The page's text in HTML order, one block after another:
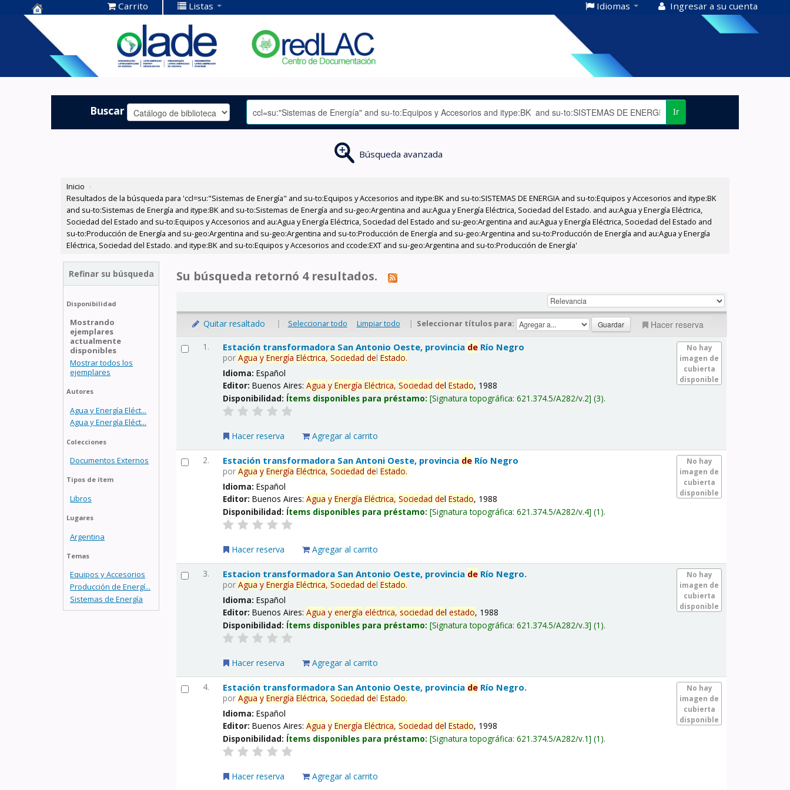
Centro de
Documentación
OLADE -
Carrito Listas Idiomas Ingresar a su cuenta
Buscar Ir
Búsqueda avanzada
Inicio ›
Resultados de la búsqueda para 'ccl=su:"Sistemas de Energía" and su-to:Equipos y Accesorios and itype:BK and su-to:SISTEMAS DE ENERGIA and su-to:Equipos y Accesorios and itype:BK
and su-to:Sistemas de Energía and itype:BK and su-to:Sistemas de Energía and su-geo:Argentina and au:Agua y Energía Eléctrica, Sociedad del Estado. and au:Agua y Energía Eléctrica,
Sociedad del Estado and su-to:Equipos y Accesorios and au:Agua y Energía Eléctrica, Sociedad del Estado and su-geo:Argentina and au:Agua y Energía Eléctrica, Sociedad del Estado and
su-to:Producción de Energía and su-geo:Argentina and su-geo:Argentina and su-to:Producción de Energía and su-geo:Argentina and su-to:Producción de Energía and au:Agua y Energía
Eléctrica, Sociedad del Estado. and itype:BK and su-to:Equipos y Accesorios and ccode:EXT and su-geo:Argentina and su-to:Producción de Energía'
Refinar su búsqueda
Disponibilidad
Mostrando
ejemplares
actualmente
disponibles
Mostrar todos los
ejemplares
Autores
Agua y Energía Eléct...
Agua y Energía Eléct...
Colecciones
Documentos Externos
Tipos de ítem
Libros
Lugares
Argentina
Temas
Equipos y Accesorios
Producción de Energí...
Sistemas de Energía
Su búsqueda retornó 4 resultados.
Quitar resaltado | Seleccionar todo Limpiar todo | Seleccionar títulos para: Hacer reserva
1.
No hay
imagen de
cubierta
disponible
Estación transformadora San Antonio Oeste, provincia de Río Negro
porAgua y Energía Eléctrica, Sociedad delEstado.
Idioma:Español
Editor:Buenos Aires:Agua y Energía Eléctrica, Sociedad delEstado, 1988
Disponibilidad: Ítems disponibles para préstamo: Signatura topográfica:621.374.5/A282/v.2 (3).
Hacer reserva Agregar al carrito
2.
No hay
imagen de
cubierta
disponible
Estación transformadora San Antoni Oeste, provincia de Río Negro
porAgua y Energía Eléctrica, Sociedad delEstado.
Idioma:Español
Editor:Buenos Aires:Agua y Energía Eléctrica, Sociedad delEstado, 1988
Disponibilidad: Ítems disponibles para préstamo: Signatura topográfica:621.374.5/A282/v.4 (1).
Hacer reserva Agregar al carrito
3.
No hay
imagen de
cubierta
disponible
Estacion transformadora San Antonio Oeste, provincia de Río Negro.
porAgua y Energía Eléctrica, Sociedad delEstado.
Idioma:Español
Editor:Buenos Aires:Agua y energía eléctrica, sociedad delestado, 1988
Disponibilidad: Ítems disponibles para préstamo: Signatura topográfica:621.374.5/A282/v.3 (1).
Hacer reserva Agregar al carrito
4.
No hay
imagen de
cubierta
disponible
Estación transformadora San Antonio Oeste, provincia de Río Negro.
porAgua y Energía Eléctrica, Sociedad delEstado.
Idioma:Español
Editor:Buenos Aires:Agua y Energía Eléctrica, Sociedad delEstado, 1998
Disponibilidad: Ítems disponibles para préstamo: Signatura topográfica:621.374.5/A282/v.1 (1).
Hacer reserva Agregar al carrito